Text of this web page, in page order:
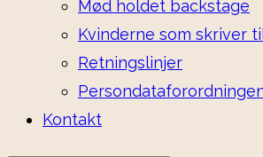
Mød holdet backstage
Kvinderne som skriver
Retningslinjer
Kontakt